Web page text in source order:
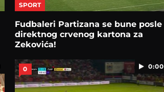
SPORT
Fudbaleri Partizana se bune posle
direktnog crvenog kartona za
Zekovića!
0:00
0